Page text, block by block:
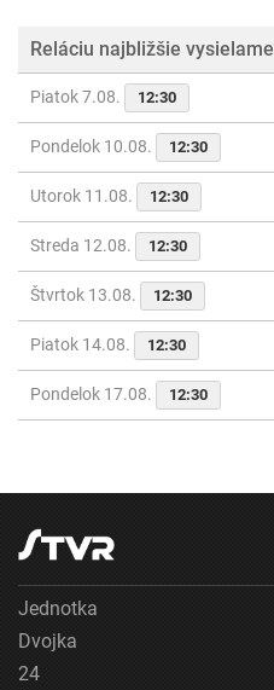
Reláciu najbližšie vysielame
Piatok 7.08. 12:30
Pondelok 10.08. 12:30
Utorok 11.08. 12:30
Streda 12.08. 12:30
Štvrtok 13.08. 12:30
Piatok 14.08. 12:30
Pondelok 17.08. 12:30
Jednotka
Dvojka
24